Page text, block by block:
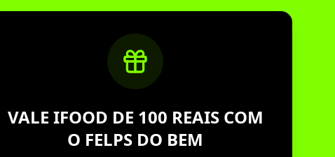
VALE IFOOD DE 100 REAIS COM
O FELPS DO BEM